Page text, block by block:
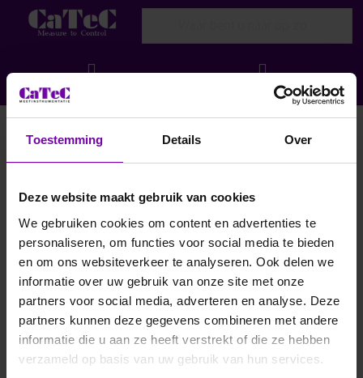
Toestemming Details Over
Deze website maakt gebruik van cookies
We gebruiken cookies om content en advertenties te
personaliseren, om functies voor social media te bieden
en om ons websiteverkeer te analyseren. Ook delen we
informatie over uw gebruik van onze site met onze
partners voor social media, adverteren en analyse. Deze
partners kunnen deze gegevens combineren met andere
informatie die u aan ze heeft verstrekt of die ze hebben
verzameld op basis van uw gebruik van hun services.
Aanmelden
Relatieve vochtigheid en Temperatuur